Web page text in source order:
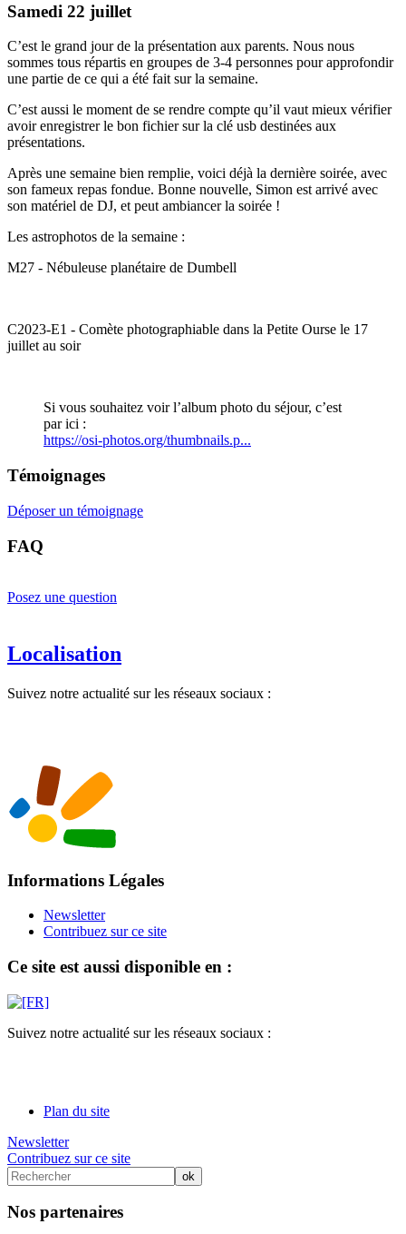
Samedi 22 juillet
C’est le grand jour de la présentation aux parents. Nous nous
sommes tous répartis en groupes de 3-4 personnes pour approfondir
une partie de ce qui a été fait sur la semaine.
C’est aussi le moment de se rendre compte qu’il vaut mieux vérifier
avoir enregistrer le bon fichier sur la clé usb destinées aux
présentations.
Après une semaine bien remplie, voici déjà la dernière soirée, avec
son fameux repas fondue. Bonne nouvelle, Simon est arrivé avec
son matériel de DJ, et peut ambiancer la soirée !
Les astrophotos de la semaine :
M27 - Nébuleuse planétaire de Dumbell
C2023-E1 - Comète photographiable dans la Petite Ourse le 17
juillet au soir
Si vous souhaitez voir l’album photo du séjour, c’est
par ici :
https://osi-photos.org/thumbnails.p...
Témoignages
Déposer un témoignage
FAQ
Posez une question
Localisation
Suivez notre actualité sur les réseaux sociaux :
Informations Légales
Newsletter
Contribuez sur ce site
Ce site est aussi disponible en :
Suivez notre actualité sur les réseaux sociaux :
Plan du site
Newsletter
Contribuez sur ce site
Nos partenaires